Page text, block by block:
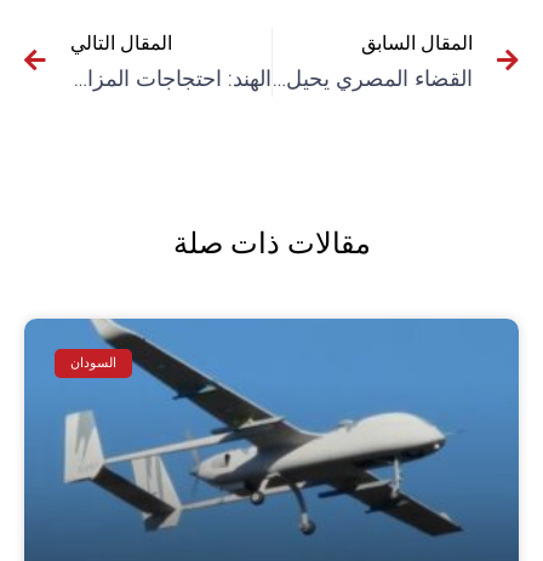
المقال السابق
القضاء المصري يحيل الباحث الأنثروبولوجي سمير سنطاوي على السجن وسط استنكار حقوقي
المقال التالي
الهند: احتجاجات المزارعين تنهي شهرها السابع برفع مذكرة استنكار إلى رئيس البلاد
مقالات ذات صلة
السودان